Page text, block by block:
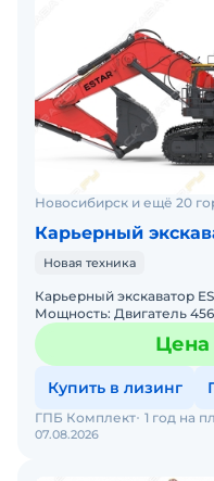
Новосибирск и ещё 20
Карьерный
Новая техника
Карьерный экскаватор
Мощность: Двигатель 456
уверенности •
Цена
Купить в лизинг
07.08.2026
ГПБ Комплект 1 год на